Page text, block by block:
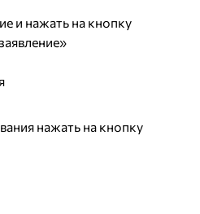
и нажать на кнопку
нажать на кнопку